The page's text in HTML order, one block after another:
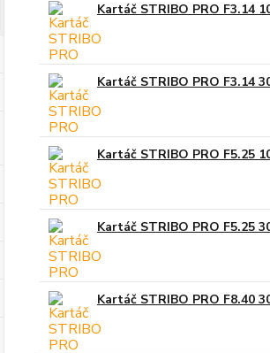
Kartáč STRIBO PRO F3.14
Kartáč STRIBO PRO F3.14
Kartáč STRIBO PRO F5.25
Kartáč STRIBO PRO F5.25
Kartáč STRIBO PRO F8.40